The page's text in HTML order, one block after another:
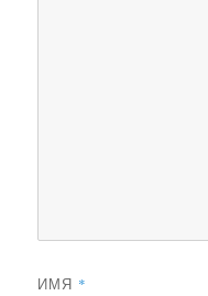
ИМЯ *